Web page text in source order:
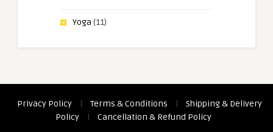
Yoga (11)
Privacy Policy | Terms & Conditions |
Shipping & Delivery
Policy
| Cancellation & Refund Policy